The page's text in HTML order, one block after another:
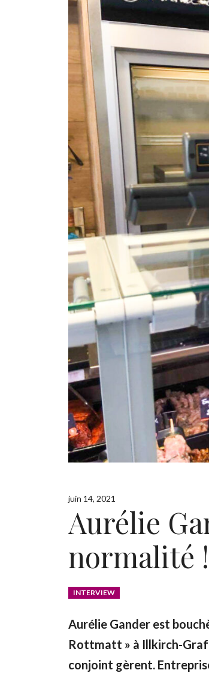
juin 14, 2021
Aurélie
normalité
INTERVIEW
Aurélie Gander est
Rottmatt » à Illkirch-
conjoint gèrent.